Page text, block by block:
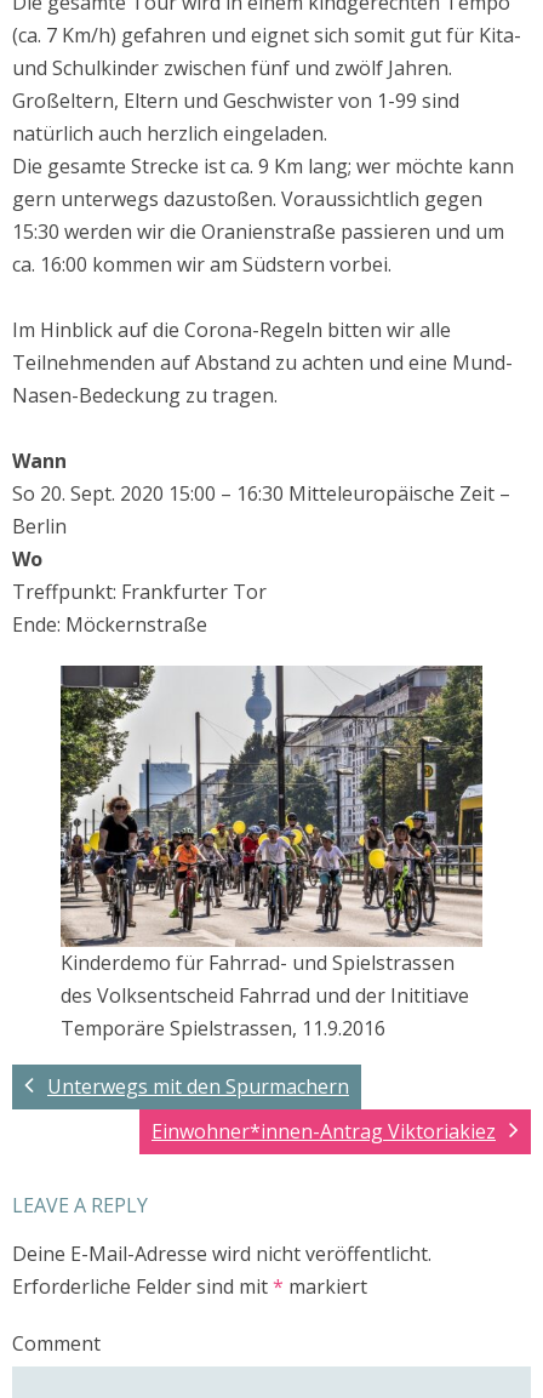
(ca. 7 Km/h) gefahren und eignet sich somit gut für Kita-
und Schulkinder zwischen fünf und zwölf Jahren.
Großeltern, Eltern und Geschwister von 1-99 sind
natürlich auch herzlich eingeladen.
Die gesamte Strecke ist ca. 9 Km lang; wer möchte kann
gern unterwegs dazustoßen. Voraussichtlich gegen
15:30 werden wir die Oranienstraße passieren und um
ca. 16:00 kommen wir am Südstern vorbei.
Im Hinblick auf die Corona-Regeln bitten wir alle
Teilnehmenden auf Abstand zu achten und eine Mund-
Nasen-Bedeckung zu tragen.
Wann
So 20. Sept. 2020 15:00 – 16:30 Mitteleuropäische Zeit –
Berlin
Wo
Treffpunkt: Frankfurter Tor
Ende: Möckernstraße
Kinderdemo für Fahrrad- und Spielstrassen
des Volksentscheid Fahrrad und der Inititiave
Temporäre Spielstrassen, 11.9.2016
Unterwegs mit den Spurmachern
Einwohner*innen-Antrag Viktoriakiez
LEAVE A REPLY
Deine E-Mail-Adresse wird nicht veröffentlicht.
Erforderliche Felder sind mit* markiert
Comment